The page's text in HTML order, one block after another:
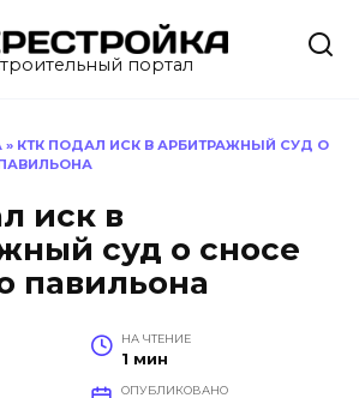
портал
» КТК ПОДАЛ ИСК В АРБИТРАЖНЫЙ СУД О
иск в
суд о сносе
павильона
НА ЧТЕНИЕ
1 мин
ОПУБЛИКОВАНО